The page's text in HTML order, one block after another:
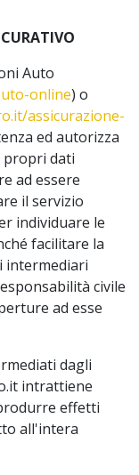
Auto
online) o
assicurazione-
ed autorizza
propri dati
ad essere
il servizio
individuare le
facilitare la
intermediari
civile
ad esse
dagli
intrattiene
effetti
all'intera